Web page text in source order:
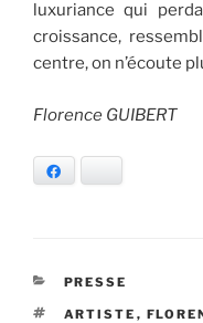
luxuriance qui
croissance,
centre, on n’écoute
Florence GUIBERT
CATÉGORIES
PRESSE
ÉTIQUETTES
ARTISTE ,